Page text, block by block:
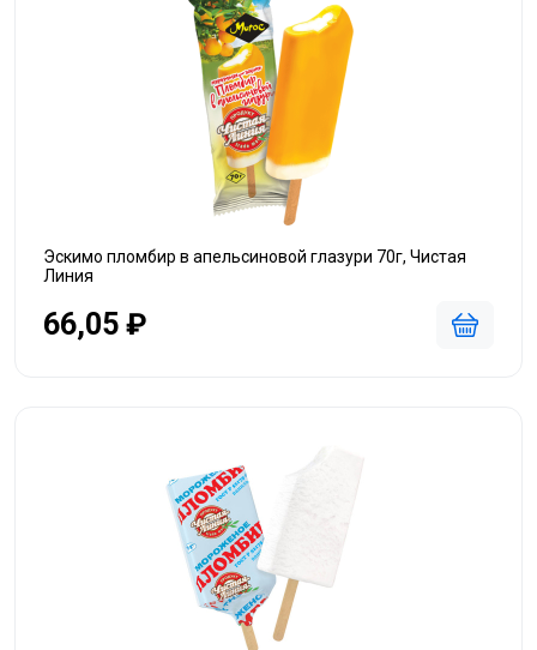
Эскимо пломбир в апельсиновой глазури 70г, Чистая
Линия
66,05 ₽